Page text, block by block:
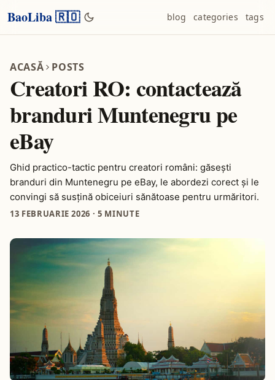
BaoLiba 🇷🇴 blog categories tags
ACASĂ POSTS
Creatori RO: contactează
branduri Muntenegru pe
eBay
Ghid practico-tactic pentru creatori români: găsești
branduri din Muntenegru pe eBay, le abordezi corect şi le
convingi să susţină obiceiuri sănătoase pentru urmăritori.
13 FEBRUARIE 2026 ·5 MINUTE